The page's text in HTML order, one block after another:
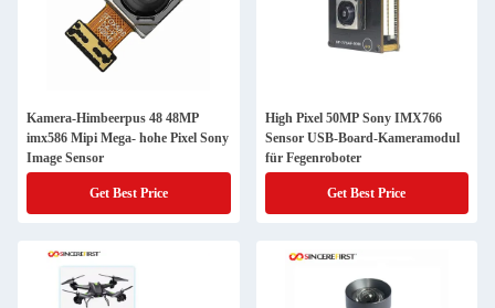
Kamera-Himbeerpus 48 48MP
imx586 Mipi Mega- hohe Pixel Sony
Image Sensor
Get Best Price
High Pixel 50MP Sony IMX766
Sensor USB-Board-Kameramodul
für Fegenroboter
Get Best Price